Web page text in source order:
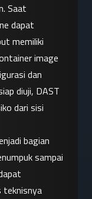
Saat
dapat
memiliki
image
dan
diuji, DAST
dari sisi
bagian
sampai
teknisnya